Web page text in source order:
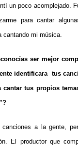
un poco acomplejado.
para cantar
cantando mi música.
ser mejor
identificara tus
cantar tus propios
a la gente,
El productor que